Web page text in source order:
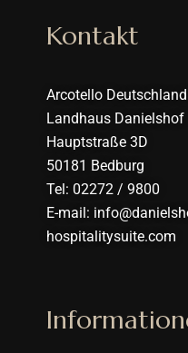
Kontakt
Arcotello
Landhaus Danielshof
Hauptstraße 3D
50181 Bedburg
Tel: 02272 / 9800
E-mail:
hospitalitysuite.com